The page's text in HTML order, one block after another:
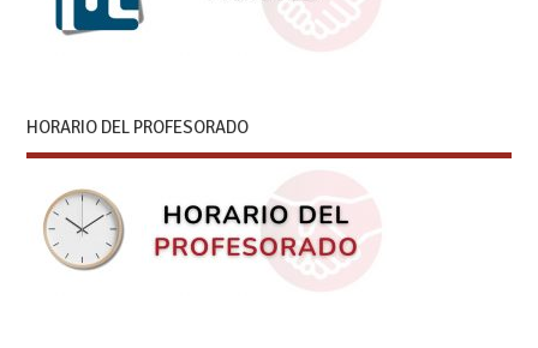
HORARIO DEL PROFESORADO